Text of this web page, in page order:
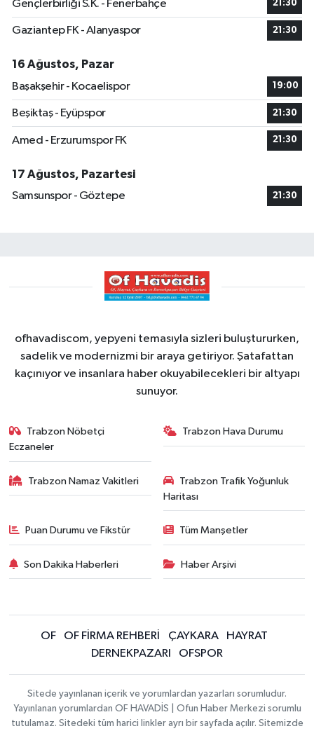
Gençlerbirliği S.K. - Fenerbahçe 21:30
Gaziantep FK - Alanyaspor 21:30
16 Ağustos, Pazar
Başakşehir - Kocaelispor
19:00
Beşiktaş - Eyüpspor 21:30
Amed - Erzurumspor FK 21:30
17 Ağustos, Pazartesi
Samsunspor - Göztepe
21:30
ofhavadiscom, yepyeni temasıyla sizleri buluştururken,
sadelik ve modernizmi bir araya getiriyor. Şatafattan
kaçınıyor ve insanlara haber okuyabilecekleri bir altyapı
sunuyor.
Trabzon Nöbetçi
Eczaneler
Trabzon Hava Durumu
Trabzon Namaz Vakitleri
Trabzon Trafik Yoğunluk
Haritası
Puan Durumu ve Fikstür Tüm Manşetler
Son Dakika Haberleri Haber Arşivi
OF OF FİRMA REHBERİ ÇAYKARA
HAYRAT
DERNEKPAZARI
OFSPOR
Sitede yayınlanan içerik ve yorumlardan yazarları sorumludur.
Yayınlanan yorumlardan OF HAVADİS | Ofun Haber Merkezi sorumlu
tutulamaz. Sitedeki tüm harici linkler ayrı bir sayfada açılır. Sitemizde